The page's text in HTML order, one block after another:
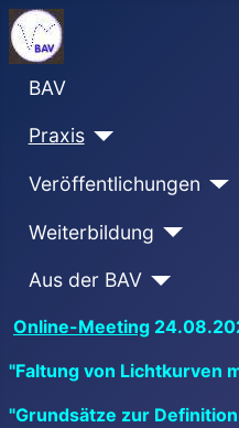
BAV
Praxis
Veröffentlichungen
Weiterbildung
Aus der BAV
Online-Meeting
"Faltung von Lichtkurven
"Grundsätze zur